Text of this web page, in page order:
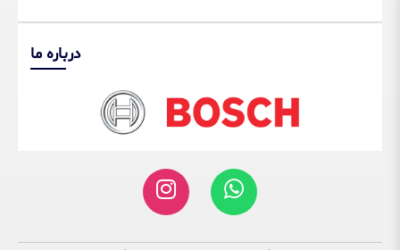
درباره ما